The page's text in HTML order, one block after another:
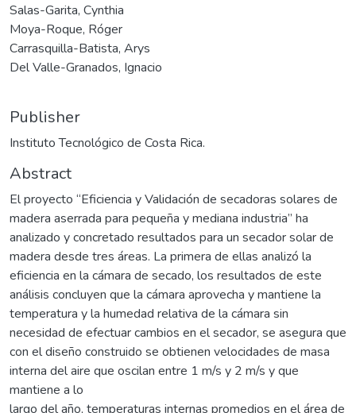
Salas-Garita, Cynthia
Moya-Roque, Róger
Carrasquilla-Batista, Arys
Del Valle-Granados, Ignacio
Publisher
Instituto Tecnológico de Costa Rica.
Abstract
El proyecto “Eficiencia y Validación de secadoras solares de
madera aserrada para pequeña y mediana industria” ha
analizado y concretado resultados para un secador solar de
madera desde tres áreas. La primera de ellas analizó la
eficiencia en la cámara de secado, los resultados de este
análisis concluyen que la cámara aprovecha y mantiene la
temperatura y la humedad relativa de la cámara sin
necesidad de efectuar cambios en el secador, se asegura que
con el diseño construido se obtienen velocidades de masa
interna del aire que oscilan entre 1 m/s y 2 m/s y que
mantiene a lo
largo del año, temperaturas internas promedios en el área de